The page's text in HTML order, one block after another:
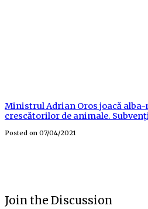
Ministrul Adrian Oros joacă
crescătorilor de animale.
Posted on 07/04/2021
Join the Discussion